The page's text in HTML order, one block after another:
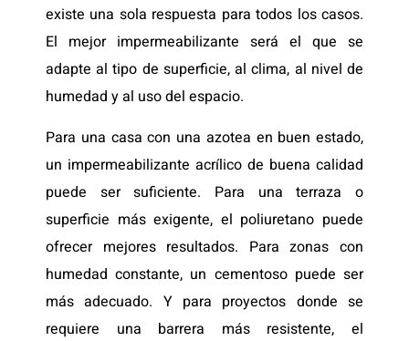
existe una sola respuesta para todos los casos.
El mejor impermeabilizante será el que se
adapte al tipo de superficie, al clima, al nivel de
humedad y al uso del espacio.
Para una casa con una azotea en buen estado,
un impermeabilizante acrílico de buena calidad
puede ser suficiente. Para una terraza o
superficie más exigente, el poliuretano puede
ofrecer mejores resultados. Para zonas con
humedad constante, un cementoso puede ser
más adecuado. Y para proyectos donde se
requiere una barrera más resistente, el